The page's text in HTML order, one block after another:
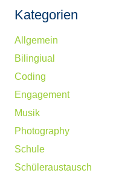
Kategorien
Allgemein
Bilingiual
Coding
Engagement
Musik
Photography
Schule
Schüleraustausch